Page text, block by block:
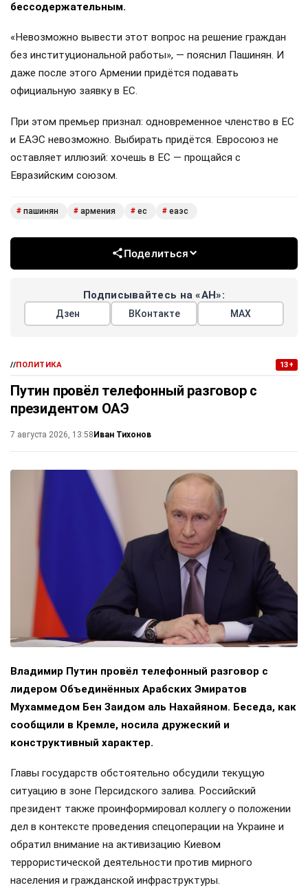
бессодержательным.
«Невозможно вывести этот вопрос на решение граждан
без институциональной работы», — пояснил Пашинян. И
даже после этого Армении придётся подавать
официальную заявку в ЕС.
При этом премьер признал: одновременное членство в ЕС
и ЕАЭС невозможно. Выбирать придётся. Евросоюз не
оставляет иллюзий: хочешь в ЕС — прощайся с
Евразийским союзом.
# пашинян # армения # ес # еаэс
Поделиться
Подписывайтесь на «АН»:
Дзен ВКонтакте МАХ
//ПОЛИТИКА 13+
Путин провёл телефонный разговор с
президентом ОАЭ
7 августа 2026, 13:58Иван Тихонов
Владимир Путин провёл телефонный разговор с
лидером Объединённых Арабских Эмиратов
Мухаммедом Бен Заидом аль Нахайяном. Беседа, как
сообщили в Кремле, носила дружеский и
конструктивный характер.
Главы государств обстоятельно обсудили текущую
ситуацию в зоне Персидского залива. Российский
президент также проинформировал коллегу о положении
дел в контексте проведения спецоперации на Украине и
обратил внимание на активизацию Киевом
террористической деятельности против мирного
населения и гражданской инфраструктуры.